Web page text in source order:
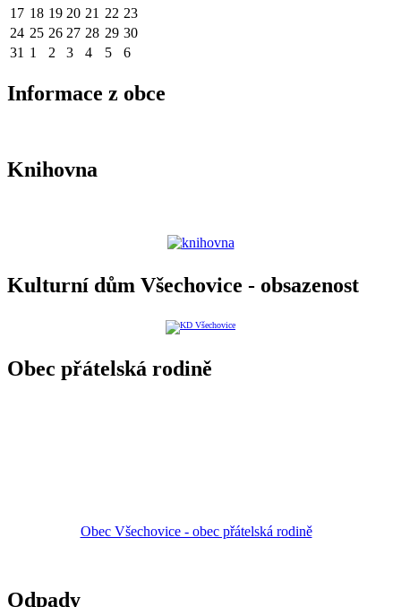
17 18 19 20 21 22 23
24 25 26 27 28 29 30
31 1 2 3 4 5 6
Informace z obce
Knihovna
Kulturní dům Všechovice - obsazenost
Obec přátelská rodině
Obec Všechovice - obec přátelská rodině
Odpady